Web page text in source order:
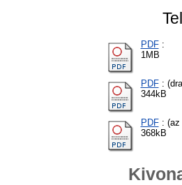
PDF:
1MB
PDF:
344kB
PDF: (az
368kB